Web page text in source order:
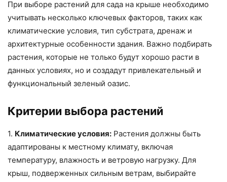
При выборе растений для сада на крыше необходимо
учитывать несколько ключевых факторов, таких как
климатические условия, тип субстрата, дренаж и
архитектурные особенности здания. Важно подбирать
растения, которые не только будут хорошо расти в
данных условиях, но и создадут привлекательный и
функциональный зеленый оазис.
Критерии выбора растений
1. Климатические условия: Растения должны быть
адаптированы к местному климату, включая
температуру, влажность и ветровую нагрузку. Для
крыш, подверженных сильным ветрам, выбирайте